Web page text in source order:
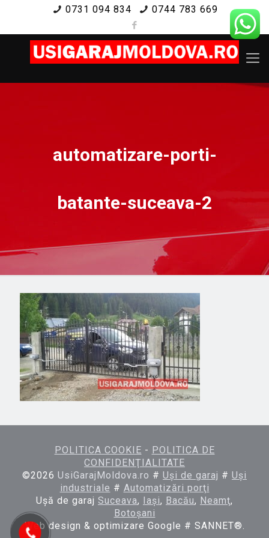
0731 094 834 0744 783 669
automatizare-porti-
batante-suceava-2
POLITICA COOKIE - POLITICA DE
CONFIDENŢIALITATE
©2026 UsiGarajMoldova.ro # Uşi de garaj # Uşi
industriale # Automatizări porţi
Uşă de garaj Suceava, Iaşi, Bacău, Neamţ,
Botoşani
Web design & optimizare Google # SANNET®.